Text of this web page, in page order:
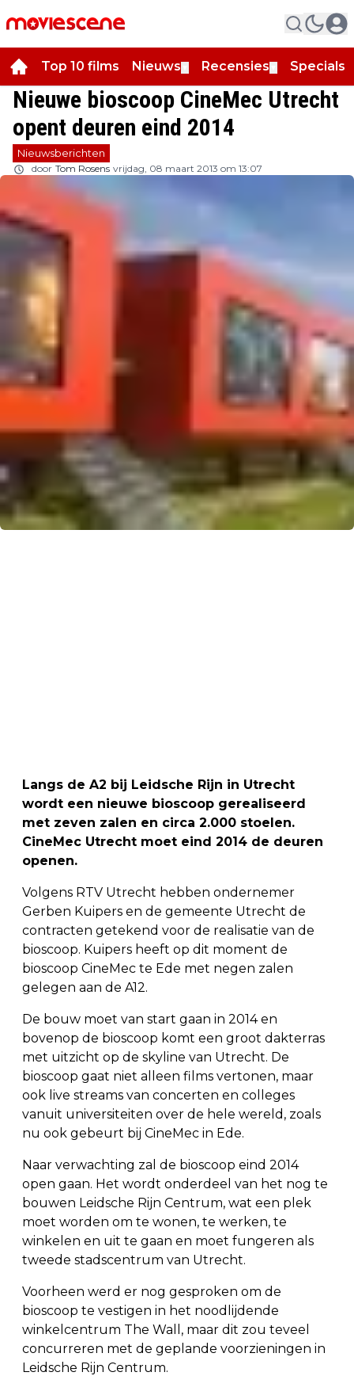
Top 10 films Nieuws Recensies Specials
Nieuwe bioscoop CineMec Utrecht
opent deuren eind 2014
Nieuwsberichten
door Tom Rosens vrijdag, 08 maart 2013 om 13:07
Langs de A2 bij Leidsche Rijn in Utrecht
wordt een nieuwe bioscoop gerealiseerd
met zeven zalen en circa 2.000 stoelen.
CineMec Utrecht moet eind 2014 de deuren
openen.
Volgens RTV Utrecht hebben ondernemer
Gerben Kuipers en de gemeente Utrecht de
contracten getekend voor de realisatie van de
bioscoop. Kuipers heeft op dit moment de
bioscoop CineMec te Ede met negen zalen
gelegen aan de A12.
De bouw moet van start gaan in 2014 en
bovenop de bioscoop komt een groot dakterras
met uitzicht op de skyline van Utrecht. De
bioscoop gaat niet alleen films vertonen, maar
ook live streams van concerten en colleges
vanuit universiteiten over de hele wereld, zoals
nu ook gebeurt bij CineMec in Ede.
Naar verwachting zal de bioscoop eind 2014
open gaan. Het wordt onderdeel van het nog te
bouwen Leidsche Rijn Centrum, wat een plek
moet worden om te wonen, te werken, te
winkelen en uit te gaan en moet fungeren als
tweede stadscentrum van Utrecht.
Voorheen werd er nog gesproken om de
bioscoop te vestigen in het noodlijdende
winkelcentrum The Wall, maar dit zou teveel
concurreren met de geplande voorzieningen in
Leidsche Rijn Centrum.